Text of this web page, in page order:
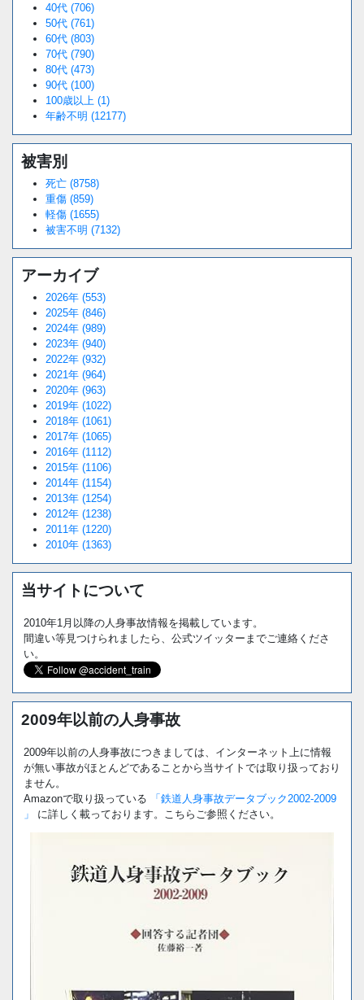
40代 (706)
50代 (761)
60代 (803)
70代 (790)
80代 (473)
90代 (100)
100歳以上 (1)
年齢不明 (12177)
被害別
死亡 (8758)
重傷 (859)
軽傷 (1655)
被害不明 (7132)
アーカイブ
2026年 (553)
2025年 (846)
2024年 (989)
2023年 (940)
2022年 (932)
2021年 (964)
2020年 (963)
2019年 (1022)
2018年 (1061)
2017年 (1065)
2016年 (1112)
2015年 (1106)
2014年 (1154)
2013年 (1254)
2012年 (1238)
2011年 (1220)
2010年 (1363)
当サイトについて
2010年1月以降の人身事故情報を掲載しています。
間違い等見つけられましたら、公式ツイッターまでご連絡くださ
い。
2009年以前の人身事故
2009年以前の人身事故につきましては、インターネット上に情報
が無い事故がほとんどであることから当サイトでは取り扱っており
ません。
Amazonで取り扱っている
「鉄道人身事故データブック2002-2009
」
に詳しく載っております。こちらご参照ください。